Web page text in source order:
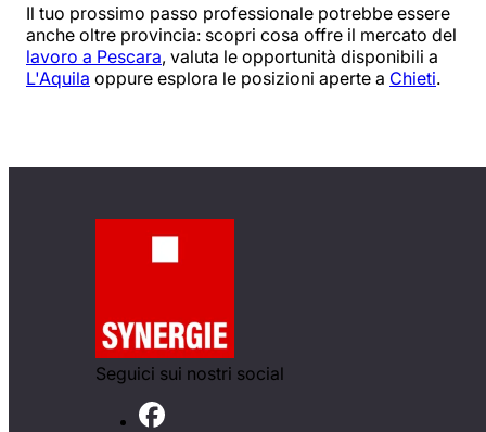
Il tuo prossimo passo professionale potrebbe essere
anche oltre provincia: scopri cosa offre il mercato del
lavoro a Pescara, valuta le opportunità disponibili a
L'Aquila oppure esplora le posizioni aperte a Chieti.
Seguici sui nostri social